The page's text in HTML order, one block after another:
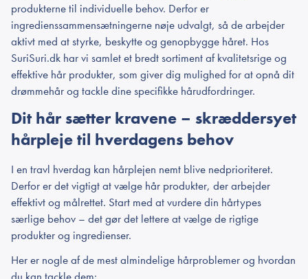
produkterne til individuelle behov. Derfor er
ingredienssammensætningerne nøje udvalgt, så de arbejder
aktivt med at styrke, beskytte og genopbygge håret. Hos
SuriSuri.dk har vi samlet et bredt sortiment af kvalitetsrige og
effektive hår produkter, som giver dig mulighed for at opnå dit
drømmehår og tackle dine specifikke hårudfordringer.
Dit hår sætter kravene – skræddersyet
hårpleje til hverdagens behov
I en travl hverdag kan hårplejen nemt blive nedprioriteret.
Derfor er det vigtigt at vælge hår produkter, der arbejder
effektivt og målrettet. Start med at vurdere din hårtypes
særlige behov – det gør det lettere at vælge de rigtige
produkter og ingredienser.
Her er nogle af de mest almindelige hårproblemer og hvordan